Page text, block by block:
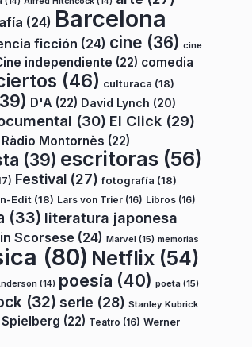
(24) Barcelona
ficción (24) cine (36) cine
independiente (22) comedia
(46) culturaca (18)
D'A (22) David Lynch (20)
(30) El Click (29)
Montornès (22)
(39) escritoras (56)
Festival (27) fotografía (18)
Edit (18) Lars von Trier (16) Libros (16)
(33) literatura japonesa
Scorsese (24) Marvel (15) memorias
(80) Netflix (54)
(14) poesía (40) poeta (15)
(32) serie (28) Stanley Kubrick
(22) Teatro (16) Werner